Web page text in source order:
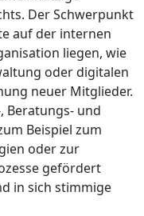
Der Schwerpunkt
auf der internen
liegen, wie
oder digitalen
neuer Mitglieder.
Beratungs- und
Beispiel zum
oder zur
gefördert
in sich stimmige